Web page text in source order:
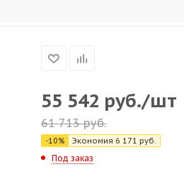
55 542 руб./шт
61 713руб.
-10% Экономия 6 171 руб.
Под заказ